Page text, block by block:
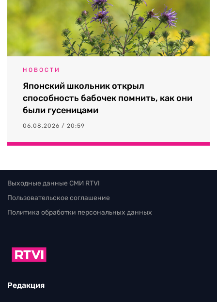
НОВОСТИ
Японский школьник открыл
способность бабочек помнить, как они
были гусеницами
06.08.2026 / 20:59
Выходные данные СМИ RTVI
Пользовательское соглашение
Политика обработки персональных данных
Редакция